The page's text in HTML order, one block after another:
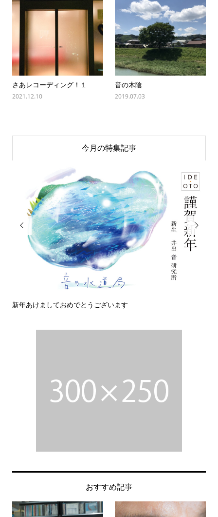
さあレコーディング！１
2021.12.10
音の木陰
2019.07.03
今月の特集記事

新年あけましておめでとうございます

おすすめ記事